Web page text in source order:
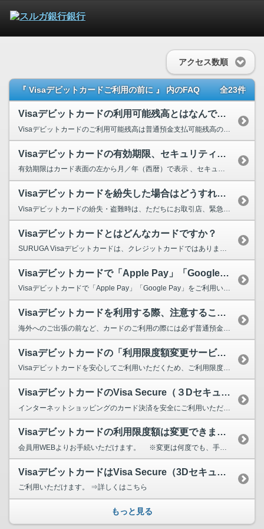
アクセス数順
『 Visaデビットカードご利用の前に 』 内のFAQ 全23件
Visaデビットカードの利用可能残高とはなんですか？
Visaデビットカードのご利用可能残高は普通預金支払可能残高の範囲内（総合口座貸越利用可能...
Visaデビットカードの有効期限、セキュリティコードはどこに書いてありますか？
有効期限はカード表面の左から月／年（西暦）で表示 、セキュリティコードはカード裏面の署名欄右上...
Visaデビットカードを紛失した場合はどうすればいいですか?
Visaデビットカードとはどんなカードですか？
SURUGA Visaデビットカードは、クレジットカードではありません。 お買い物の際にお客...
Visaデビットカードで「Apple Pay」「Google Pay」は利...
Visaデビットカードで「Apple Pay」「Google Pay」をご利用いただくことはで...
Visaデビットカードを利用する際、注意することはありますか？
海外へのご出張の前など、カードのご利用の際には必ず普通預金口座の残高（ご利用可能残高）をご確認...
Visaデビットカードの「利用限度額変更サービス」とはなんですか？
Visaデビットカードを安心してご利用いただくため、ご利用限度額をお客さまご自身で設定の変...
VisaデビットカードのVisa Secure（３Dセキュア）とはなんですか？
Visaデビットカードの利用限度額は変更できますか？
会員用WEBよりお手続いただけます。 ※変更は何度でも、手続完了後即時反映いたします。...
VisaデビットカードはVisa Secure（3Dセキュア）は利用できますか？
ご利用いただけます。 ⇒詳しくはこちら
もっと見る